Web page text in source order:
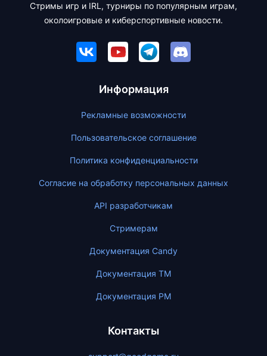
Стримы игр и IRL, турниры по популярным играм,
околоигровые и киберспортивные новости.
Информация
Рекламные возможности
Пользовательское соглашение
Политика конфиденциальности
Согласие на обработку персональных данных
API разработчикам
Стримерам
Документация Candy
Документация ТМ
Документация PM
Контакты